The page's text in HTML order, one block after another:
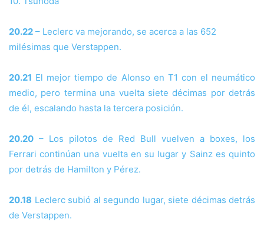
20.22 – Leclerc va mejorando, se acerca a las 652
milésimas que Verstappen.
20.21 El mejor tiempo de Alonso en T1 con el neumático
medio, pero termina una vuelta siete décimas por detrás
de él, escalando hasta la tercera posición.
20.20 – Los pilotos de Red Bull vuelven a boxes, los
Ferrari continúan una vuelta en su lugar y Sainz es quinto
por detrás de Hamilton y Pérez.
20.18 Leclerc subió al segundo lugar, siete décimas detrás
de Verstappen.